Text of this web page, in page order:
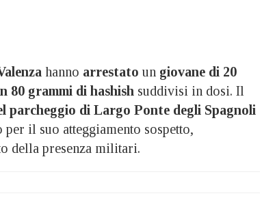
hanno arrestato un giovane di 20
80 grammi di hashish suddivisi in dosi. Il
parcheggio di Largo Ponte degli Spagnoli
per il suo atteggiamento sospetto,
della presenza militari.